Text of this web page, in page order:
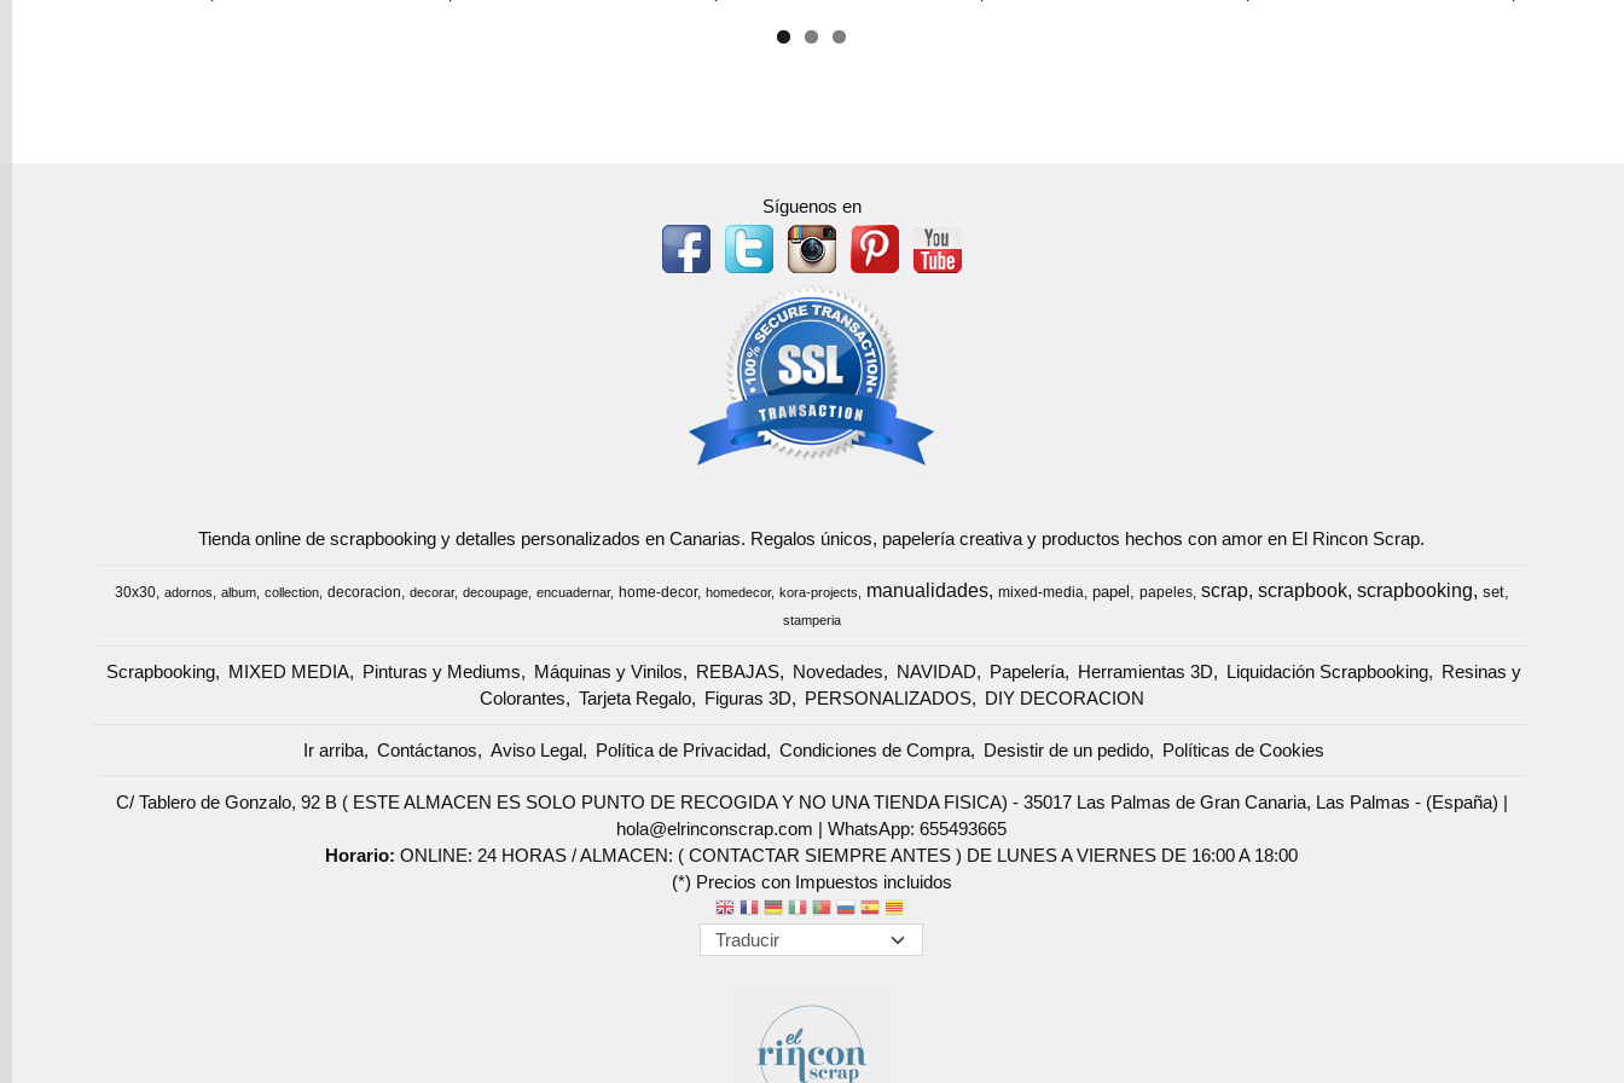
Síguenos en
Tienda online de scrapbooking y detalles personalizados en Canarias. Regalos únicos, papelería creativa y productos hechos con amor en El Rincon Scrap.
30x30 adornos album collection decoracion decorar decoupage encuadernar home-decor homedecor kora-projects manualidades mixed-media papel papeles scrap scrapbook scrapbooking set
stamperia
Scrapbooking MIXED MEDIA Pinturas y Mediums Máquinas y Vinilos REBAJAS Novedades NAVIDAD Papelería Herramientas 3D Liquidación Scrapbooking
Resinas y
Colorantes
Tarjeta Regalo Figuras 3D PERSONALIZADOS DIY DECORACION
Ir arriba Contáctanos Aviso Legal Política de Privacidad Condiciones de Compra Desistir de un pedido Políticas de Cookies
C/ Tablero de Gonzalo, 92 B ( ESTE ALMACEN ES SOLO PUNTO DE RECOGIDA Y NO UNA TIENDA FISICA) - 35017 Las Palmas de Gran Canaria, Las Palmas - (España) |
hola@elrinconscrap.com |WhatsApp: 655493665
Horario:ONLINE: 24 HORAS / ALMACEN: ( CONTACTAR SIEMPRE ANTES ) DE LUNES A VIERNES DE 16:00 A 18:00
(*) Precios con Impuestos incluidos